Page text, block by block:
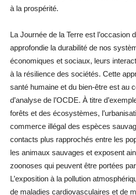
à la prospérité.
La Journée de la Terre est l’occasion
approfondie la durabilité de nos
économiques et sociaux, leurs
à la résilience des sociétés. Cette
santé humaine et du bien-être est au
d’analyse de l’OCDE. À titre
forêts et des écosystèmes,
commerce illégal des espèces
contacts plus rapprochés entre les
les animaux sauvages et exposent
zoonoses qui peuvent être portées
L’exposition à la pollution
de maladies cardiovasculaires et de